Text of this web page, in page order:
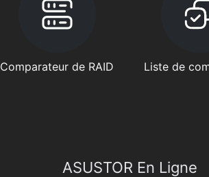
Comparateur de RAID Liste de
ASUSTOR En Ligne